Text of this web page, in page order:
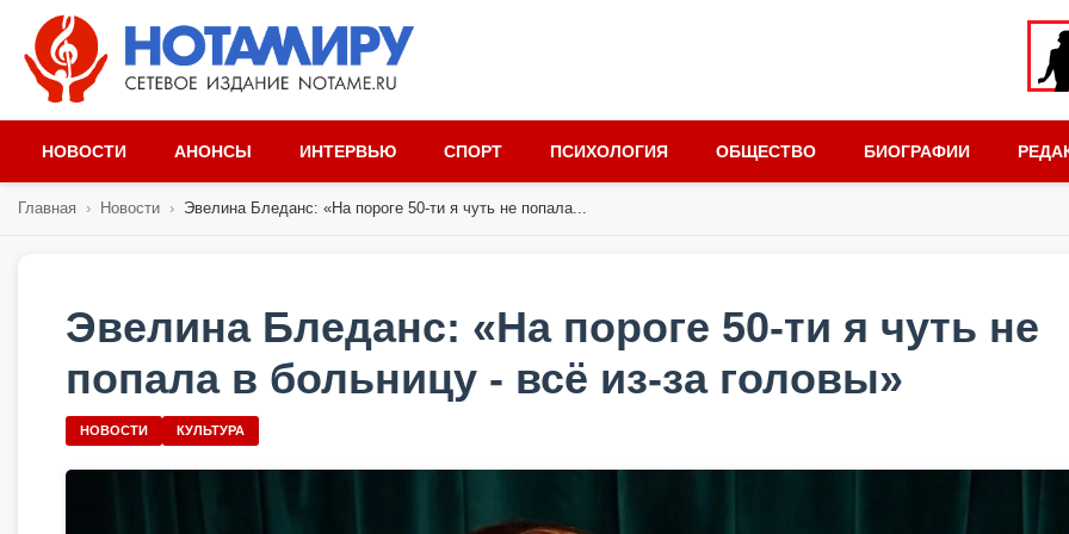
НОВОСТИ АНОНСЫ ИНТЕРВЬЮ СПОРТ ПСИХОЛОГИЯ ОБЩЕСТВО БИОГРАФИИ
Главная › Новости › Эвелина Бледанс: «На пороге 50-ти я чуть не попала...
Эвелина Бледанс: «На пороге 50-ти я чуть не
попала в больницу - всё из-за головы»
НОВОСТИ КУЛЬТУРА